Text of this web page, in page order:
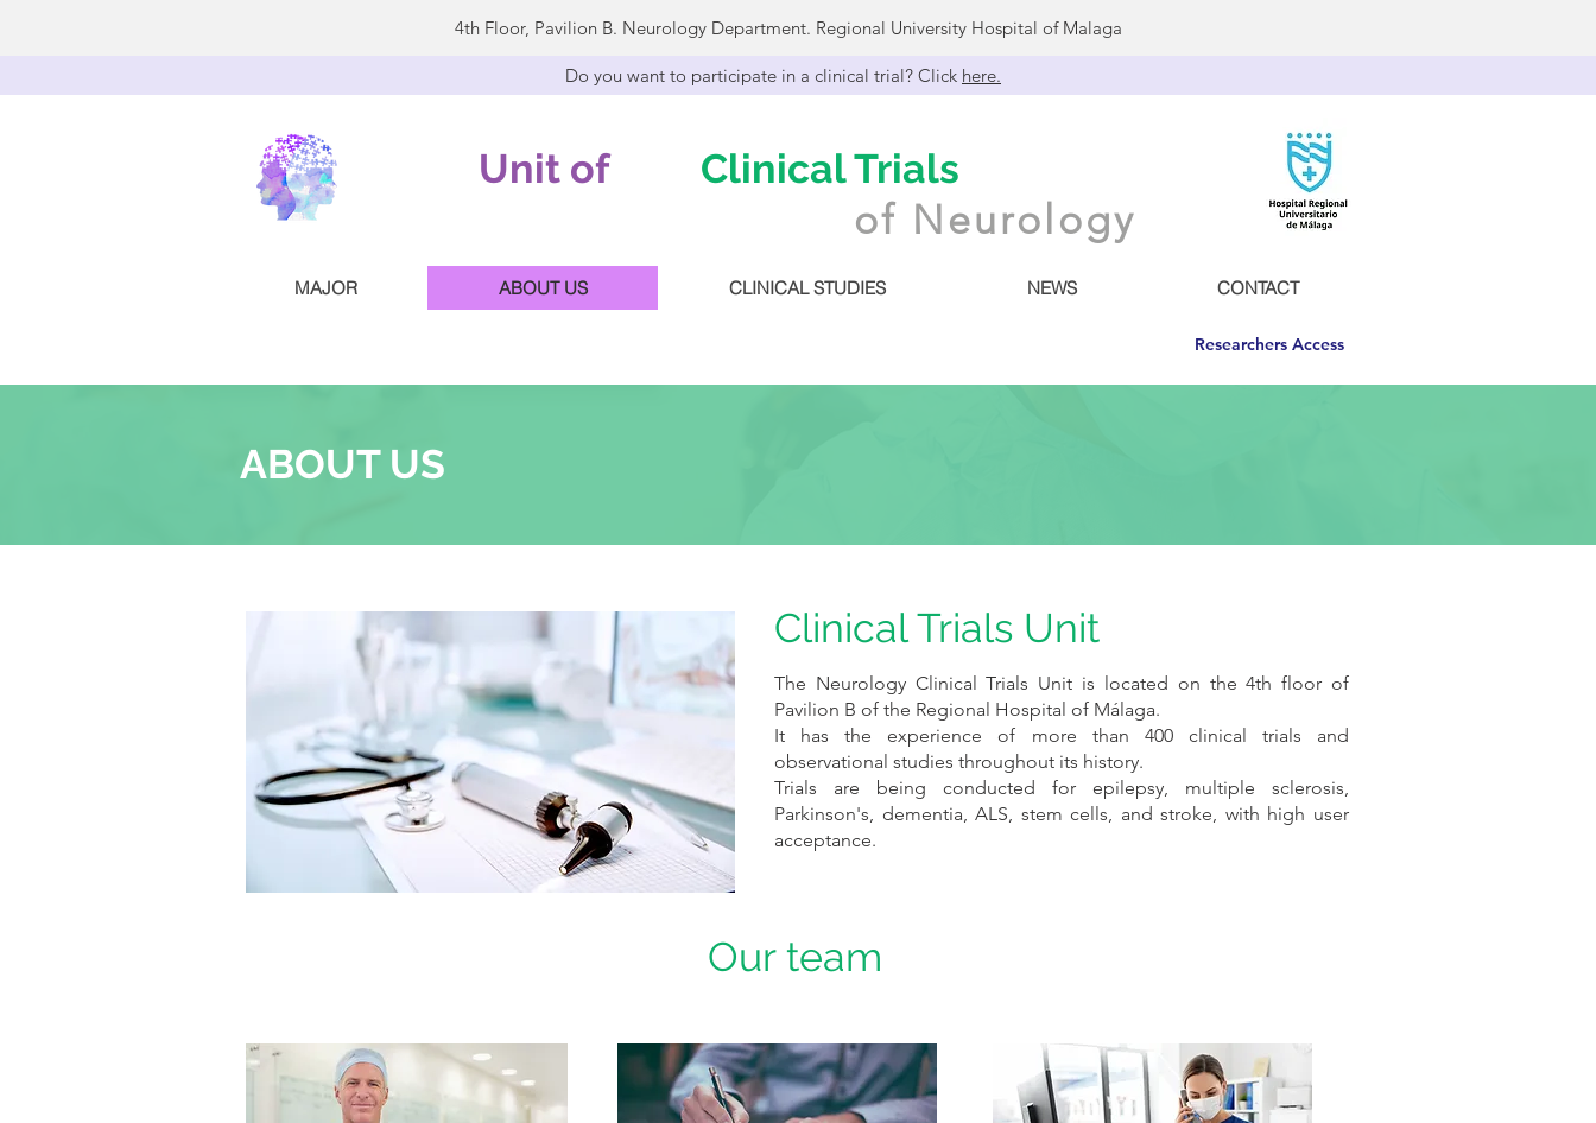
4th Floor, Pavilion B. Neurology Department. Regional University Hospital of Malaga
Do you want to participate in a clinical trial? Click here.
Unit of Clinical Trials
of Neurology
MAJOR ABOUT US CLINICAL STUDIES NEWS CONTACT
Researchers Access
ABOUT US
Clinical Trials Unit
The Neurology Clinical Trials Unit is located on the 4th floor of
Pavilion B of the Regional Hospital of Málaga.
It has the experience of more than 400 clinical trials and
observational studies throughout its history.
Trials are being conducted for epilepsy, multiple sclerosis,
Parkinson's, dementia, ALS, stem cells, and stroke, with high user
acceptance.
Our team